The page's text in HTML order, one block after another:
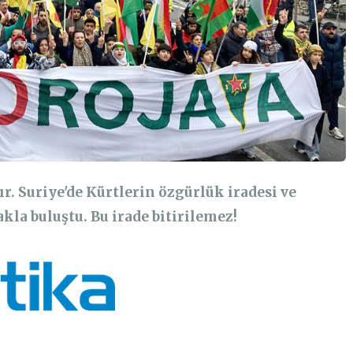
Suriye'de Kürtlerin özgürlük iradesi ve
buluştu. Bu irade bitirilemez!